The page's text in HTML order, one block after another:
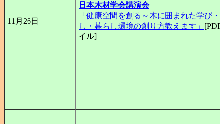
11月26日
日本木材学会講演会
「健康空間を創る～木に囲まれた学び
し・暮らし環境の創り方教えます」
イル]